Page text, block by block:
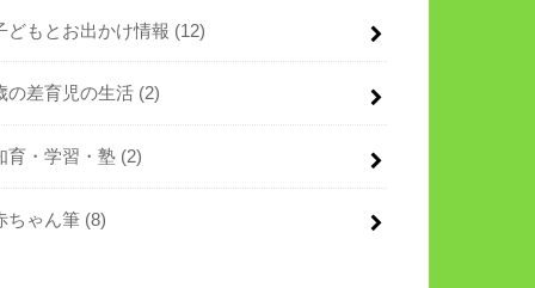
どもとお出かけ情報 (12)
の差育児の生活 (2)
育・学習・塾 (2)
ちゃん筆 (8)